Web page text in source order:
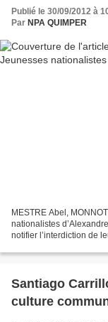
Publié le 30/09/2012 à
Par NPA QUIMPER
MESTRE Abel,
nationalistes
notifier l’interdiction de
Santiago
culture